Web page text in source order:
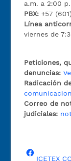
a.m. a 2:00
PBX:+57
Línea
viernes de
Peticiones,
denuncias:
Radicación
Correo de
judiciales:
ICETEX